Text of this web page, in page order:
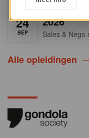
DO
24
SEP
Sales &
2026
Sales & Nego
Alle opleidingen